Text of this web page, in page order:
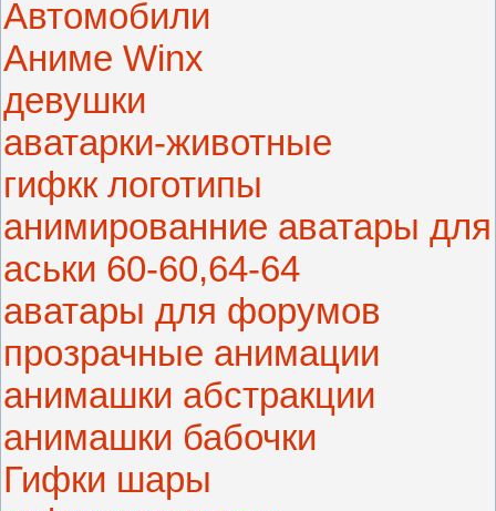
Автомобили
Аниме Winx
девушки
аватарки-животные
гифкк логотипы
анимированние аватары для
аськи 60-60,64-64
аватары для форумов
прозрачные анимации
анимашки абстракции
анимашки бабочки
Гифки шары